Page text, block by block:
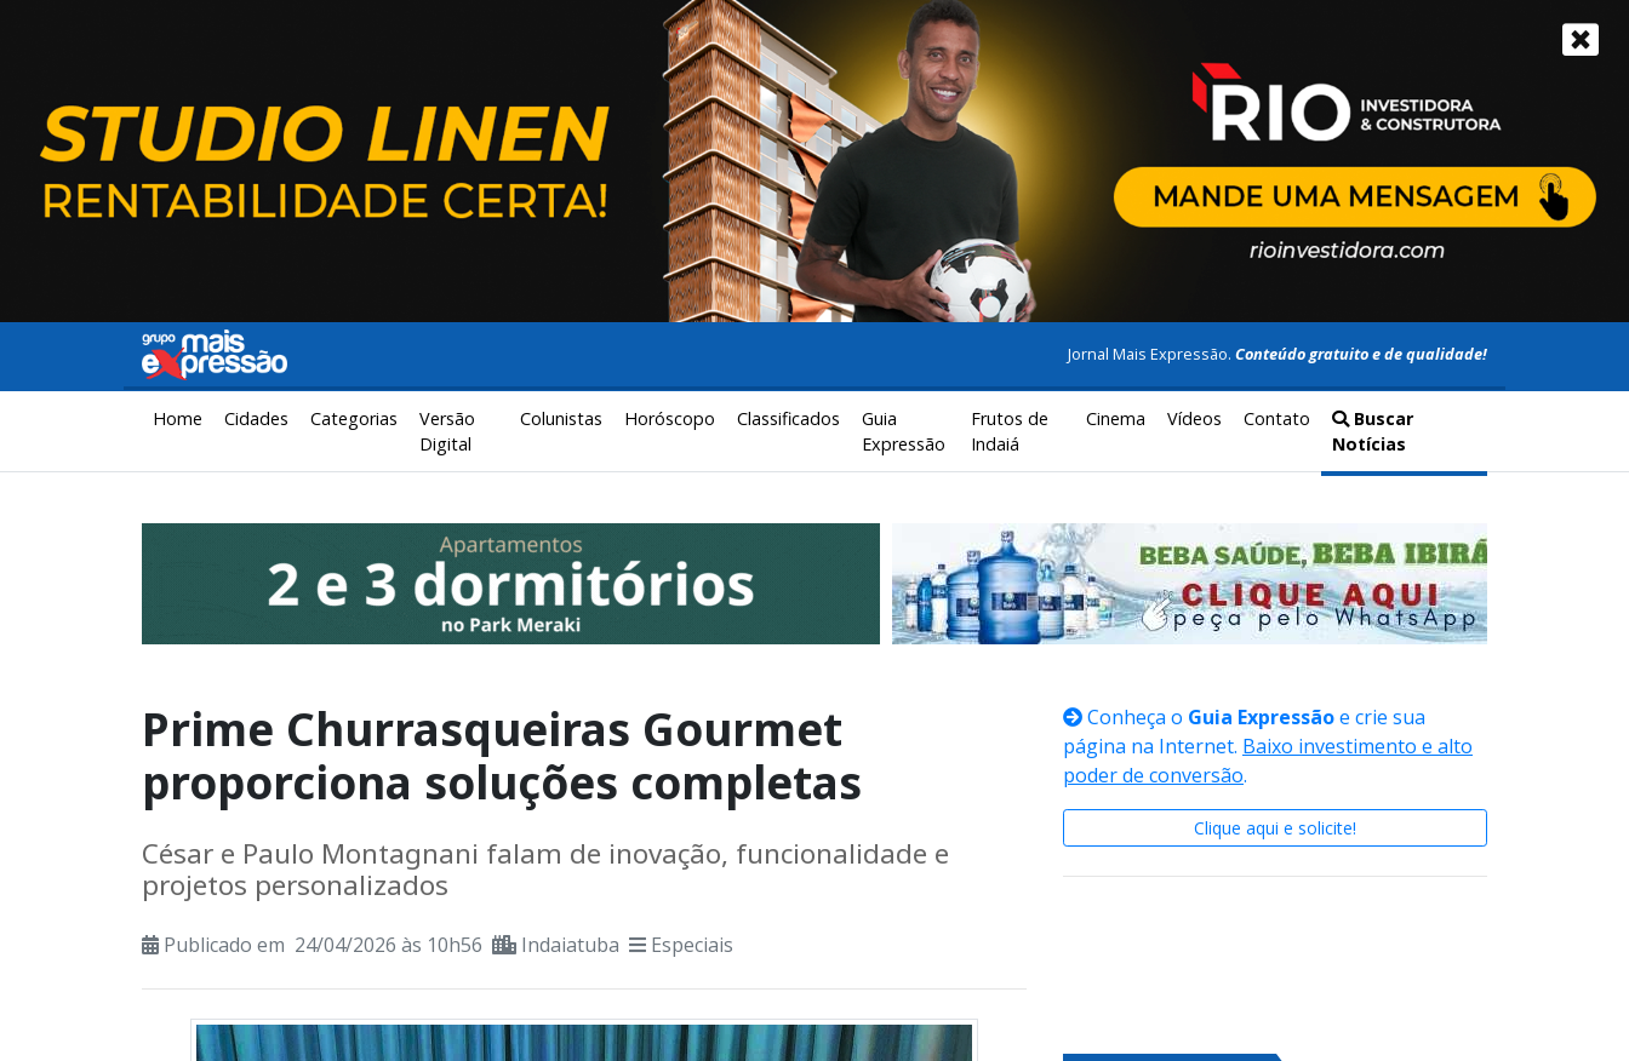
Jornal Mais Expressão. Conteúdo gratuito e de qualidade!
Home Cidades Categorias
Versão
Digital
Colunistas Horóscopo Classificados
Guia
Expressão
Frutos de
Indaiá
Cinema Vídeos Contato
Buscar
Notícias
Prime Churrasqueiras Gourmet
proporciona soluções completas
César e Paulo Montagnani falam de inovação, funcionalidade e
projetos personalizados
Publicado em 24/04/2026 às 10h56 Indaiatuba Especiais
Conheça o Guia Expressãoe crie sua
página na Internet. Baixo investimento e alto
poder de conversão.
Clique aqui e solicite!